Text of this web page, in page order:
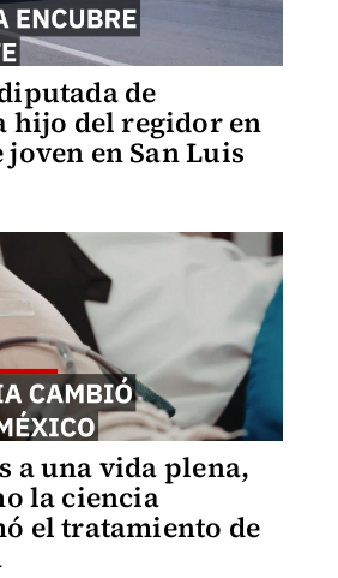
de
hijo del regidor en
en San Luis
a una vida plena,
la ciencia
el tratamiento de